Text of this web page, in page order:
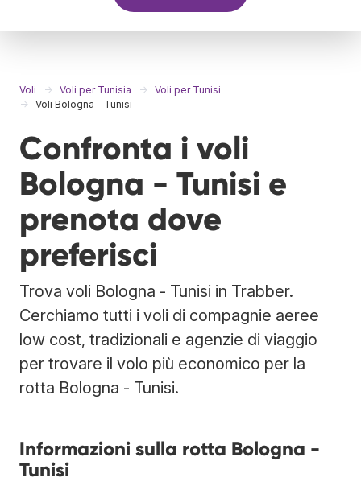
Voli Voli per Tunisia
Voli per Tunisi
Voli Bologna - Tunisi
Confronta i voli
Bologna - Tunisi e
prenota dove
preferisci
Trova voli Bologna - Tunisi in Trabber.
Cerchiamo tutti i voli di compagnie aeree
low cost, tradizionali e agenzie di viaggio
per trovare il volo più economico per la
rotta Bologna - Tunisi.
Informazioni sulla rotta Bologna -
Tunisi